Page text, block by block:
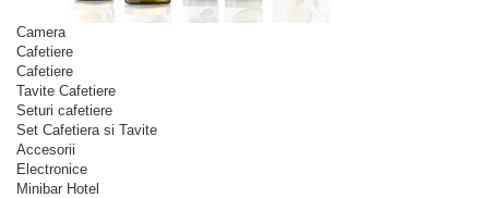
Camera
Cafetiere
Cafetiere
Tavite Cafetiere
Seturi cafetiere
Set Cafetiera si Tavite
Accesorii
Electronice
Minibar Hotel